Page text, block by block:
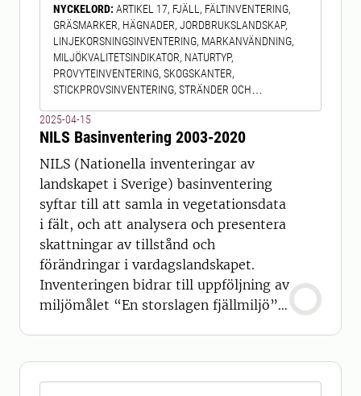
Förutom re
NYCKELORD: ARTIKEL 17, FJÄLL, FÄLTINVENTERING,
GRÄSMARKER, HÄGNADER, JORDBRUKSLANDSKAP,
LINJEKORSNINGSINVENTERING, MARKANVÄNDNING,
MILJÖKVALITETSINDIKATOR, NATURTYP,
PROVYTEINVENTERING, SKOGSKANTER,
STICKPROVSINVENTERING, STRÄNDER OCH
VEGETATIONSREMSOR, VÅTMARKER, NATIONELLA
INVENTERINGAR AV LANDSKAPET I SVERIGE (NILS)
2025-04-15
NILS Basinventering 2003-2020
NILS (Nationella inventeringar av
landskapet i Sverige) basinventering
syftar till att samla in vegetationsdata
i fält, och att analysera och presentera
skattningar av tillstånd och
förändringar i vardagslandskapet.
Inventeringen bidrar till uppföljning av
miljömålet “En storslagen fjällmiljö”,
habitatdirektivet) samt till
Naturvårdsverkets rikstäckande